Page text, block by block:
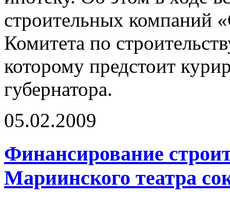
строительных компаний
Комитета по
которому предстоит
губернатора.
05.02.2009
Финансирование
Мариинского театра